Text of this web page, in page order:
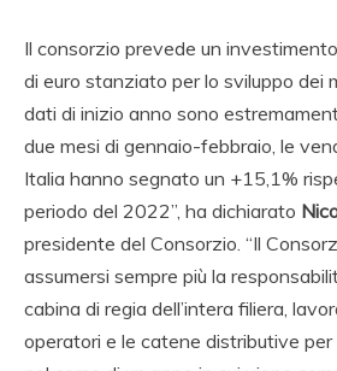
Il consorzio prevede un
di euro stanziato per lo sviluppo dei
dati di inizio anno sono
due mesi di gennaio-febbraio, le
Italia hanno segnato un +15,1%
periodo del 2022”, ha dichiarato
presidente del Consorzio. “Il
assumersi sempre più la
cabina di regia dell’intera filiera,
operatori e le catene distributive